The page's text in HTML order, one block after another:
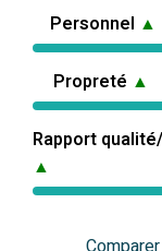
Personnel ▲
Propreté ▲
Rapport
▲